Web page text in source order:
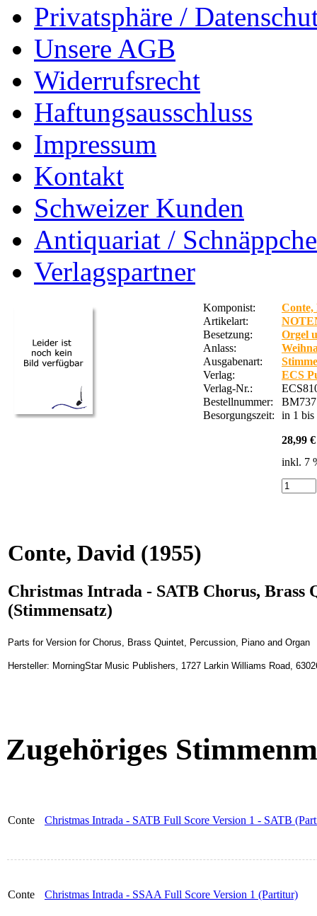
Privatsphäre /
Unsere AGB
Widerrufsrecht
Haftungsausschluss
Impressum
Kontakt
Schweizer Kunden
Antiquariat /
Verlagspartner
Komponist:
Conte,
Artikelart:
Besetzung:
Orgel
Anlass:
Ausgabenart:
Verlag:
ECS
Verlag-Nr.:
Bestellnummer:
Besorgungszeit:
in 1
28,99 €
inkl. 7
Conte, David (1955)
Christmas Intrada - SATB Chorus, Brass
(Stimmensatz)
Parts for Version for Chorus, Brass Quintet, Percussion, Piano and Organ
Hersteller: MorningStar Music Publishers, 1727 Larkin Williams Road,
Zugehöriges
Conte Christmas Intrada - SATB Full Score Version 1 - SATB
Conte Christmas Intrada - SSAA Full Score Version 1 (Partitur)